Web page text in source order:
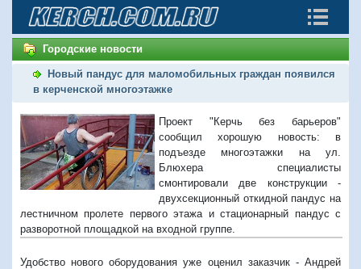
Городские новости
Новый пандус для маломобильных граждан появился
в керченской многоэтажке
Проект "Керчь без барьеров"
сообщил хорошую новость: в
подъезде многоэтажки на ул.
Блюхера специалисты
смонтировали две конструкции -
двухсекционный откидной пандус на
лестничном пролете первого этажа и стационарный пандус с
разворотной площадкой на входной группе.
Удобство нового оборудования уже оценил заказчик - Андрей